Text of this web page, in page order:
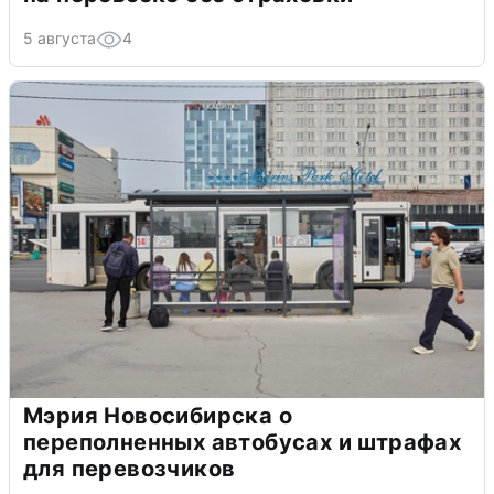
5 августа 4
Мэрия Новосибирска о
переполненных автобусах и штрафах
для перевозчиков